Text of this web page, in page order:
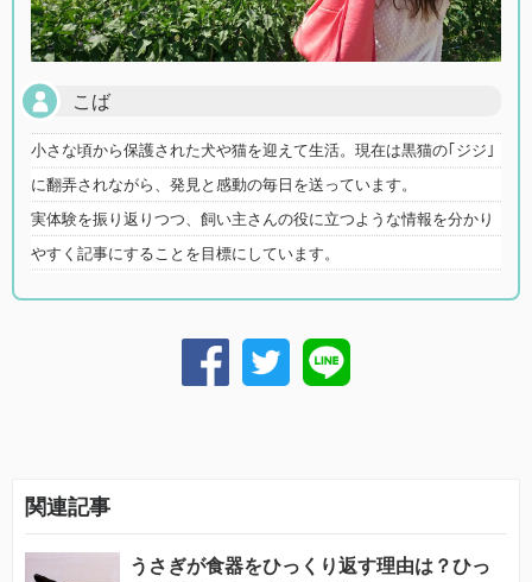
こば
小さな頃から保護された犬や猫を迎えて生活。現在は黒猫の｢ジジ｣
に翻弄されながら、発見と感動の毎日を送っています。
実体験を振り返りつつ、飼い主さんの役に立つような情報を分かり
やすく記事にすることを目標にしています。
関連記事
うさぎが食器をひっくり返す理由は？ひっ